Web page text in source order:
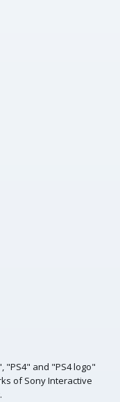
"PS4" and "PS4 logo"
of Sony Interactive